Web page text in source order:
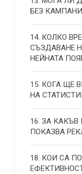
БЕЗ
14. КОЛКО
СЪЗДАВАНЕ
НЕЙНАТА
15. КОГА ЩЕ
НА
16. ЗА
ПОКАЗВА
18. КОИ СА